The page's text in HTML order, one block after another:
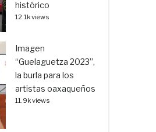
histórico
12.1k views
Imagen
“Guelaguetza 2023”,
la burla para los
artistas oaxaqueños
11.9k views